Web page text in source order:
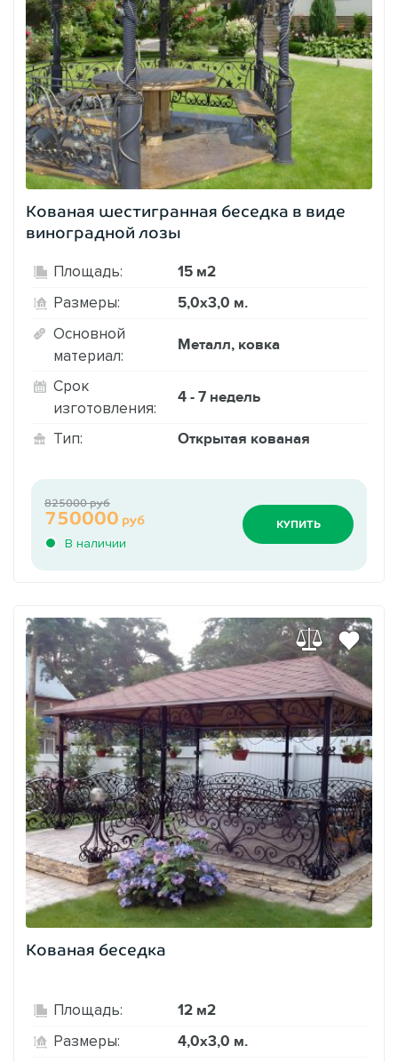
Кованая шестигранная беседка в виде
виноградной лозы
Площадь: 15 м2
Размеры: 5,0х3,0 м.
Основной
материал:
Металл, ковка
Срок
изготовления:
4 - 7 недель
Тип: Открытая кованая
В наличии
750000 руб
825000 руб
КУПИТЬ
Кованая беседка
Площадь: 12 м2
Размеры: 4,0х3,0 м.